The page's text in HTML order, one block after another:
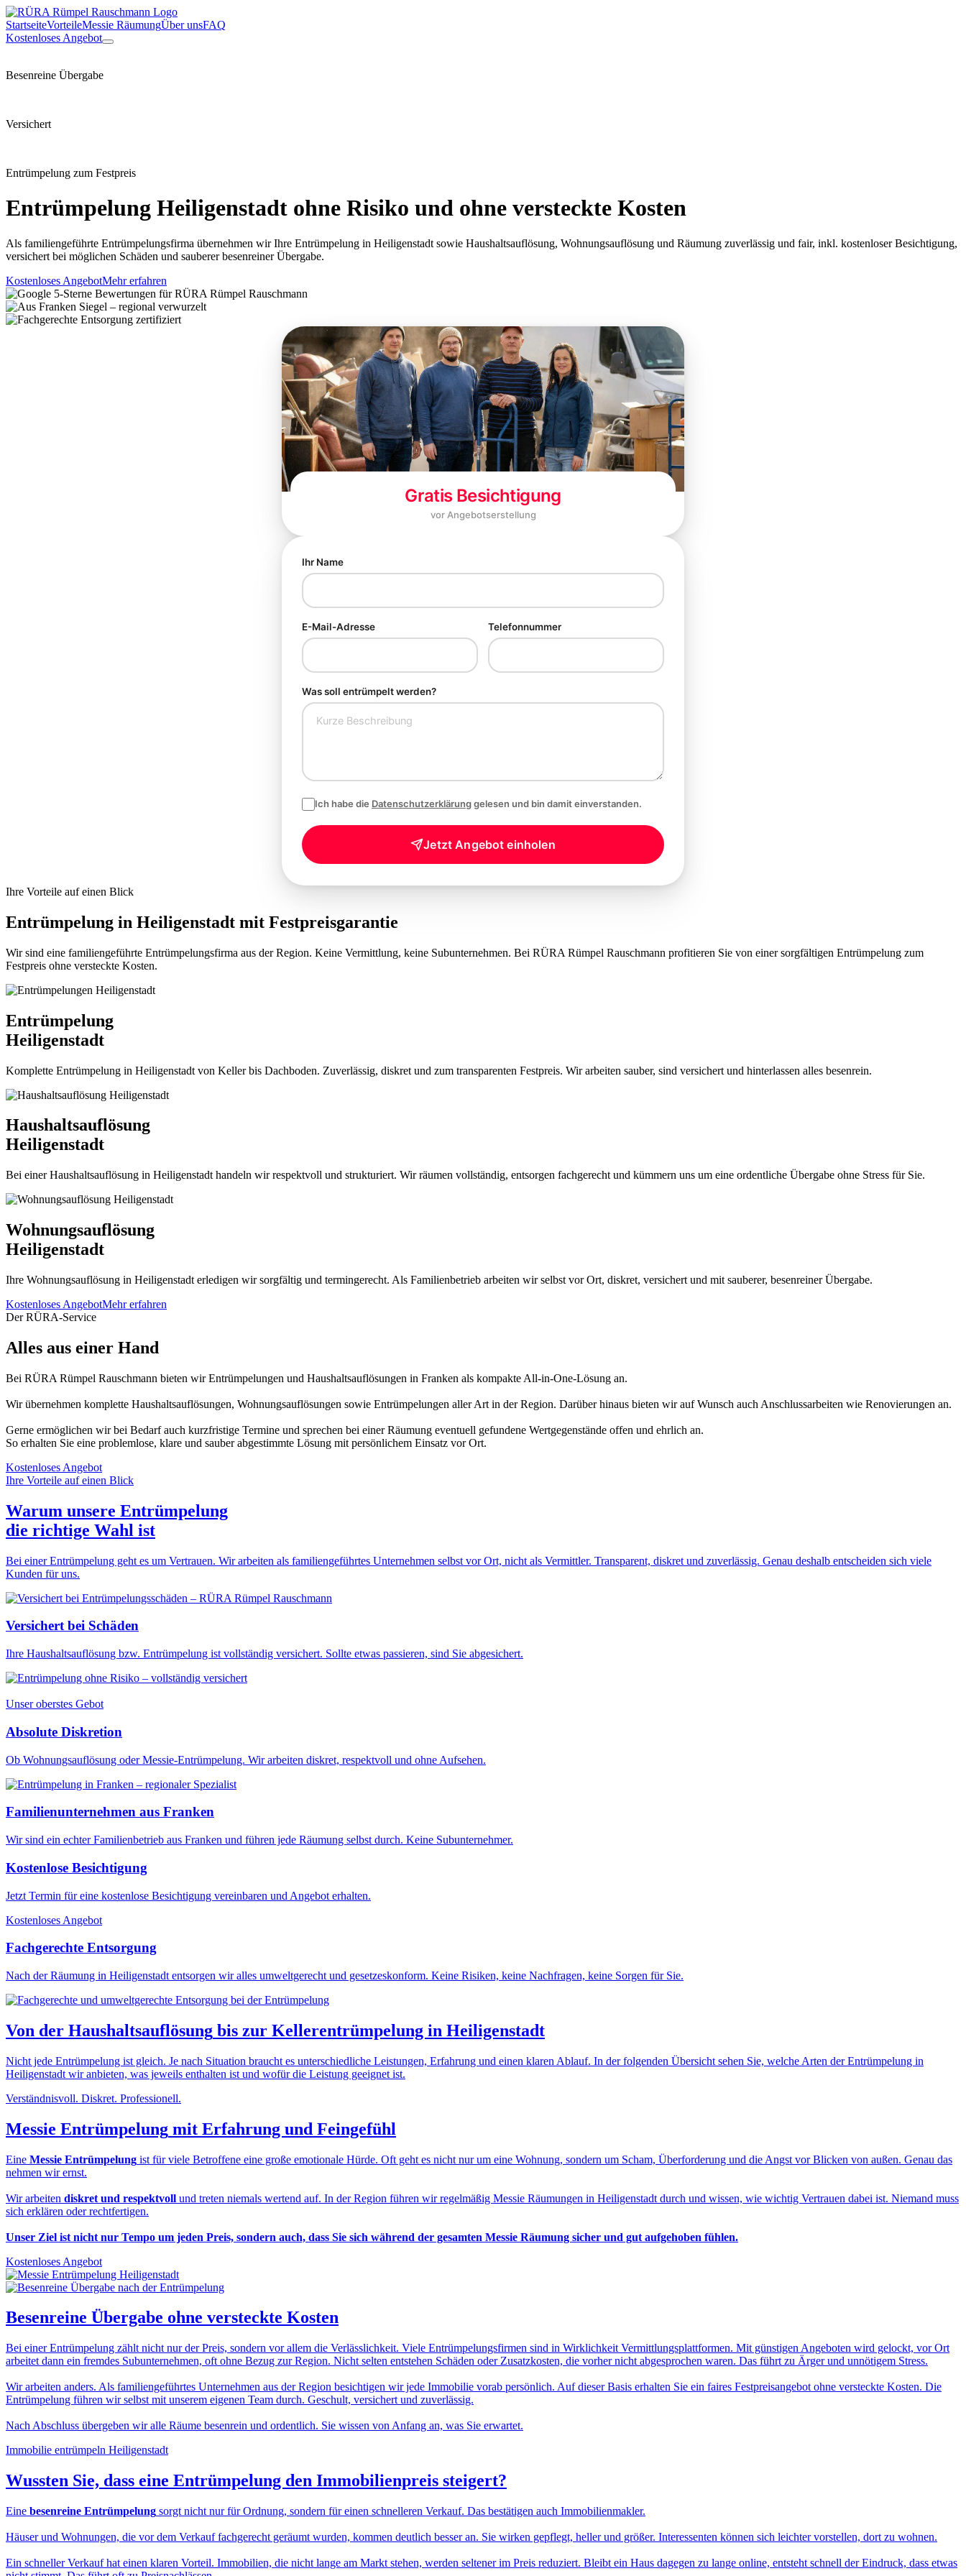
StartseiteVorteileMessie RäumungÜber unsFAQ
Kostenloses Angebot
Besenreine Übergabe
Versichert
Entrümpelung zum Festpreis
Entrümpelung Heiligenstadt ohne Risiko und ohne versteckte Kosten
Als familiengeführte Entrümpelungsfirma übernehmen wir Ihre Entrümpelung in Heiligenstadt sowie Haushaltsauflösung, Wohnungsauflösung und Räumung zuverlässig und fair, inkl. kostenloser Besichtigung,
versichert bei möglichen Schäden und sauberer besenreiner Übergabe.
Kostenloses AngebotMehr erfahren
Gratis Besichtigung
vor Angebotserstellung
Ihr Name
E-Mail-Adresse Telefonnummer
Was soll entrümpelt werden?
Ich habe die Datenschutzerklärunggelesen und bin damit einverstanden.
Jetzt Angebot einholen
Ihre Vorteile auf einen Blick
Entrümpelung in Heiligenstadt mit Festpreisgarantie
Wir sind eine familiengeführte Entrümpelungsfirma aus der Region. Keine Vermittlung, keine Subunternehmen. Bei RÜRA Rümpel Rauschmann profitieren Sie von einer sorgfältigen Entrümpelung zum
Festpreis ohne versteckte Kosten.
Entrümpelung
Heiligenstadt
Komplette Entrümpelung in Heiligenstadt von Keller bis Dachboden. Zuverlässig, diskret und zum transparenten Festpreis. Wir arbeiten sauber, sind versichert und hinterlassen alles besenrein.
Haushaltsauflösung
Heiligenstadt
Bei einer Haushaltsauflösung in Heiligenstadt handeln wir respektvoll und strukturiert. Wir räumen vollständig, entsorgen fachgerecht und kümmern uns um eine ordentliche Übergabe ohne Stress für Sie.
Wohnungsauflösung
Heiligenstadt
Ihre Wohnungsauflösung in Heiligenstadt erledigen wir sorgfältig und termingerecht. Als Familienbetrieb arbeiten wir selbst vor Ort, diskret, versichert und mit sauberer, besenreiner Übergabe.
Kostenloses AngebotMehr erfahren
Der RÜRA-Service
Alles aus einer Hand
Bei RÜRA Rümpel Rauschmann bieten wir Entrümpelungen und Haushaltsauflösungen in Franken als kompakte All-in-One-Lösung an.
Wir übernehmen komplette Haushaltsauflösungen, Wohnungsauflösungen sowie Entrümpelungen aller Art in der Region. Darüber hinaus bieten wir auf Wunsch auch Anschlussarbeiten wie Renovierungen an.
Gerne ermöglichen wir bei Bedarf auch kurzfristige Termine und sprechen bei einer Räumung eventuell gefundene Wertgegenstände offen und ehrlich an.
So erhalten Sie eine problemlose, klare und sauber abgestimmte Lösung mit persönlichem Einsatz vor Ort.
Kostenloses Angebot
Ihre Vorteile auf einen Blick
Warum unsere Entrümpelung
die richtige Wahl ist
Bei einer Entrümpelung geht es um Vertrauen. Wir arbeiten als familiengeführtes Unternehmen selbst vor Ort, nicht als Vermittler. Transparent, diskret und zuverlässig. Genau deshalb entscheiden sich viele
Kunden für uns.
Versichert bei Schäden
Ihre Haushaltsauflösung bzw. Entrümpelung ist vollständig versichert. Sollte etwas passieren, sind Sie abgesichert.
Unser oberstes Gebot
Absolute Diskretion
Ob Wohnungsauflösung oder Messie-Entrümpelung. Wir arbeiten diskret, respektvoll und ohne Aufsehen.
Familienunternehmen aus Franken
Wir sind ein echter Familienbetrieb aus Franken und führen jede Räumung selbst durch. Keine Subunternehmer.
Kostenlose Besichtigung
Jetzt Termin für eine kostenlose Besichtigung vereinbaren und Angebot erhalten.
Kostenloses Angebot
Fachgerechte Entsorgung
Nach der Räumung in Heiligenstadt entsorgen wir alles umweltgerecht und gesetzeskonform. Keine Risiken, keine Nachfragen, keine Sorgen für Sie.
Von der Haushaltsauflösung bis zur Kellerentrümpelung in Heiligenstadt
Nicht jede Entrümpelung ist gleich. Je nach Situation braucht es unterschiedliche Leistungen, Erfahrung und einen klaren Ablauf. In der folgenden Übersicht sehen Sie, welche Arten der Entrümpelung in
Heiligenstadt wir anbieten, was jeweils enthalten ist und wofür die Leistung geeignet ist.
Verständnisvoll. Diskret. Professionell.
Messie Entrümpelung mit Erfahrung und Feingefühl
Eine Messie Entrümpelung ist für viele Betroffene eine große emotionale Hürde. Oft geht es nicht nur um eine Wohnung, sondern um Scham, Überforderung und die Angst vor Blicken von außen. Genau das
nehmen wir ernst.
Wir arbeiten diskret und respektvoll und treten niemals wertend auf. In der Region führen wir regelmäßig Messie Räumungen in Heiligenstadt durch und wissen, wie wichtig Vertrauen dabei ist. Niemand muss
sich erklären oder rechtfertigen.
Unser Ziel ist nicht nur Tempo um jeden Preis, sondern auch, dass Sie sich während der gesamten Messie Räumung sicher und gut aufgehoben fühlen.
Kostenloses Angebot
Besenreine Übergabe ohne versteckte Kosten
Bei einer Entrümpelung zählt nicht nur der Preis, sondern vor allem die Verlässlichkeit. Viele Entrümpelungsfirmen sind in Wirklichkeit Vermittlungsplattformen. Mit günstigen Angeboten wird gelockt, vor Ort
arbeitet dann ein fremdes Subunternehmen, oft ohne Bezug zur Region. Nicht selten entstehen Schäden oder Zusatzkosten, die vorher nicht abgesprochen waren. Das führt zu Ärger und unnötigem Stress.
Wir arbeiten anders. Als familiengeführtes Unternehmen aus der Region besichtigen wir jede Immobilie vorab persönlich. Auf dieser Basis erhalten Sie ein faires Festpreisangebot ohne versteckte Kosten. Die
Entrümpelung führen wir selbst mit unserem eigenen Team durch. Geschult, versichert und zuverlässig.
Nach Abschluss übergeben wir alle Räume besenrein und ordentlich. Sie wissen von Anfang an, was Sie erwartet.
Immobilie entrümpeln Heiligenstadt
Wussten Sie, dass eine Entrümpelung den Immobilienpreis steigert?
Eine besenreine Entrümpelung sorgt nicht nur für Ordnung, sondern für einen schnelleren Verkauf. Das bestätigen auch Immobilienmakler.
Häuser und Wohnungen, die vor dem Verkauf fachgerecht geräumt wurden, kommen deutlich besser an. Sie wirken gepflegt, heller und größer. Interessenten können sich leichter vorstellen, dort zu wohnen.
Ein schneller Verkauf hat einen klaren Vorteil. Immobilien, die nicht lange am Markt stehen, werden seltener im Preis reduziert. Bleibt ein Haus dagegen zu lange online, entsteht schnell der Eindruck, dass etwas